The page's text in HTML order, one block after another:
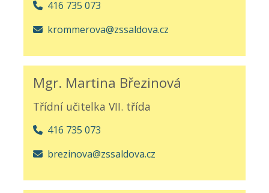
416 735 073
krommerova@zssaldova.cz
Mgr. Martina Březinová
Třídní učitelka VII. třída
416 735 073
brezinova@zssaldova.cz